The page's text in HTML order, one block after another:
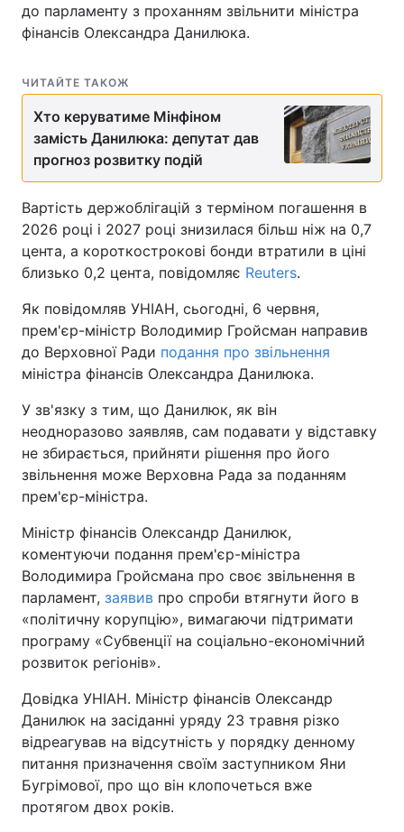
до парламенту з проханням звільнити міністра
фінансів Олександра Данилюка.
ЧИТАЙТЕ ТАКОЖ
Хто керуватиме Мінфіном
замість Данилюка: депутат дав
прогноз розвитку подій
Вартість держоблігацій з терміном погашення в
2026 році і 2027 році знизилася більш ніж на 0,7
цента, а короткострокові бонди втратили в ціні
близько 0,2 цента, повідомляє Reuters.
Як повідомляв УНІАН, сьогодні, 6 червня,
прем'єр-міністр Володимир Гройсман направив
до Верховної Ради подання про звільнення
міністра фінансів Олександра Данилюка.
У зв'язку з тим, що Данилюк, як він
неодноразово заявляв, сам подавати у відставку
не збирається, прийняти рішення про його
звільнення може Верховна Рада за поданням
прем'єр-міністра.
Міністр фінансів Олександр Данилюк,
коментуючи подання прем'єр-міністра
Володимира Гройсмана про своє звільнення в
парламент, заявив про спроби втягнути його в
«політичну корупцію», вимагаючи підтримати
програму «Субвенції на соціально-економічний
розвиток регіонів».
Довідка УНІАН. Міністр фінансів Олександр
Данилюк на засіданні уряду 23 травня різко
відреагував на відсутність у порядку денному
питання призначення своїм заступником Яни
Бугрімової, про що він клопочеться вже
протягом двох років.